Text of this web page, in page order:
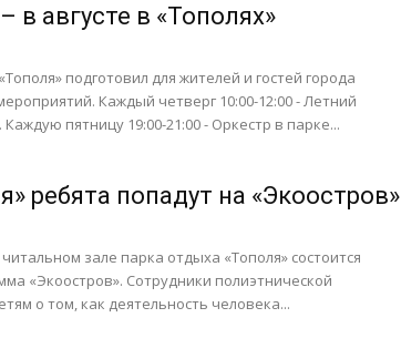
в августе в «Тополях»
подготовил для жителей и гостей города
Каждый четверг 10:00-12:00 - Летний
пятницу 19:00-21:00 - Оркестр в парке...
ребята попадут на «Экоостров»
зале парка отдыха «Тополя» состоится
«Экоостров». Сотрудники полиэтнической
о том, как деятельность человека...